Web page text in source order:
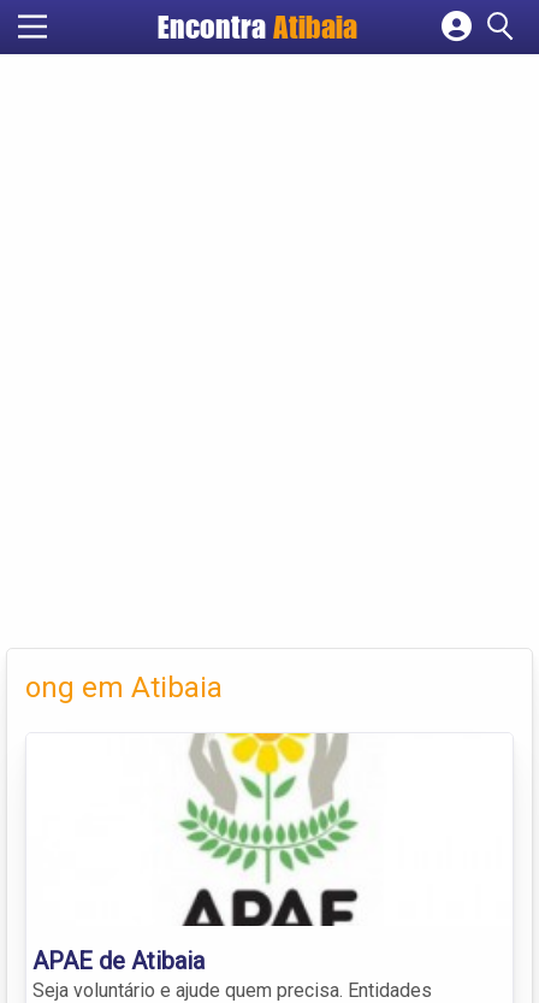
Encontra Atibaia
ong em Atibaia
APAE de Atibaia
Seja voluntário e ajude quem precisa. Entidades